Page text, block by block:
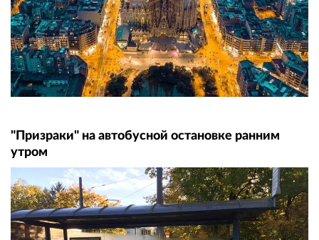
"Призраки" на автобусной остановке ранним
утром